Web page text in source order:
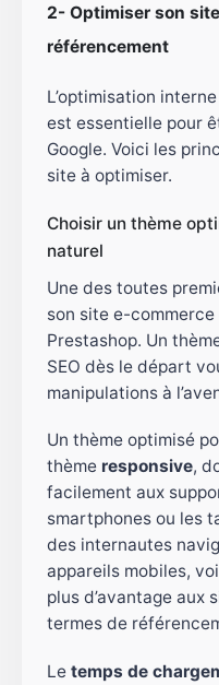
2- Optimiser son
référencement
L’optimisation
est essentielle pour
Google. Voici les
site à optimiser.
Choisir un thème
naturel
Une des toutes
son site e-
Prestashop. Un
SEO dès le départ
manipulations à
Un thème optimisé
thème responsive,
facilement aux
smartphones ou les
des internautes
appareils mobiles,
plus d’avantage aux
termes de
Letemps de